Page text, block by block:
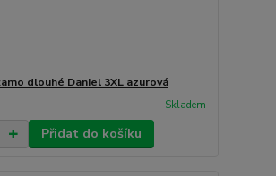
dlouhé Daniel 3XL azurová
Skladem
Přidat do košíku